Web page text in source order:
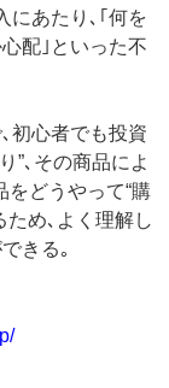
にあたり､｢何を
配｣といった不
､初心者でも投資
”､その商品によ
をどうやって“購
ため､よく理解し
きる｡